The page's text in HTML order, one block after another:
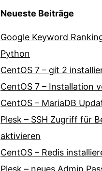
Neueste Beiträge
Google Keyword
Python
CentOS 7 – git 2
CentOS 7 – Installation
CentOS – MariaDB
Plesk – SSH Zugriff für
aktivieren
CentOS – Redis
Plesk – neues Admin